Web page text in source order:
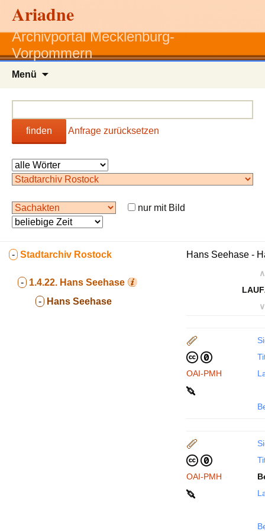
Ariadne
Archivportal Mecklenburg-
Vorpommern
Menü
finden Anfrage zurücksetzen
nur mit Bild
- Stadtarchiv Rostock
- 1.4.22. Hans Seehase
- Hans Seehase
Hans Seehase -
∧
∨
OAI-PMH
OAI-PMH